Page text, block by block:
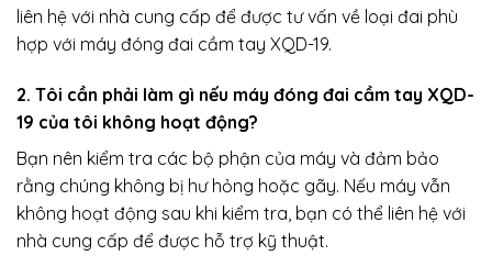
liên hệ với nhà cung cấp để được tư vấn về loại đai phù
hợp với máy đóng đai cầm tay XQD-19.
2. Tôi cần phải làm gì nếu máy đóng đai cầm tay XQD-
19 của tôi không hoạt động?
Bạn nên kiểm tra các bộ phận của máy và đảm bảo
rằng chúng không bị hư hỏng hoặc gãy. Nếu máy vẫn
không hoạt động sau khi kiểm tra, bạn có thể liên hệ với
nhà cung cấp để được hỗ trợ kỹ thuật.